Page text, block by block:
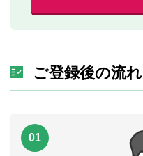
ご登録後の流れ
01